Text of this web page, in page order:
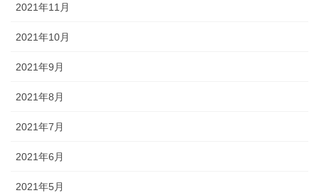
2021年11月
2021年10月
2021年9月
2021年8月
2021年7月
2021年6月
2021年5月